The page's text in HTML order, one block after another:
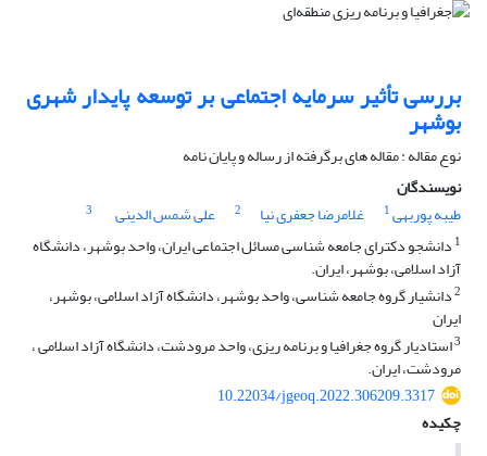
بررسی تأثیر سرمایه اجتماعی بر توسعه پایدار شهری
بوشهر
نوع مقاله : مقاله های برگرفته از رساله و پایان نامه
نویسندگان
طیبه پوربهی1 غلامرضا جعفری نیا 2 علی شمس الدینی
3
1 دانشجو دکترای جامعه شناسی مسائل اجتماعی ایران، واحد بوشهر، دانشگاه
آزاد اسلامی، بوشهر، ایران.
2دانشیار گروه جامعه شناسی، واحد بوشهر، دانشگاه آزاد اسلامی، بوشهر،
ایران
3استادیار گروه جغرافیا و برنامه ریزی، واحد مرودشت، دانشگاه آزاد اسلامی ،
مرودشت، ایران.
10.22034/jgeoq.2022.306209.3317
چکیده